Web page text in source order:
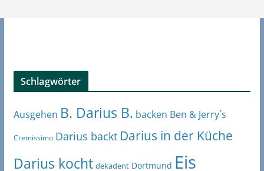
Schlagwörter
Ausgehen B. Darius B. backen Ben & Jerry´s
Cremissimo Darius backt Darius in der Küche
Darius kocht dekadent Dortmund Eis